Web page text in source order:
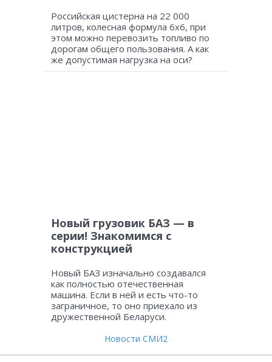
Российская цистерна на 22 000
литров, колесная формула 6х6, при
этом можно перевозить топливо по
дорогам общего пользования. А как
же допустимая нагрузка на оси?
Новый грузовик БАЗ — в
серии! Знакомимся с
конструкцией
Новый БАЗ изначально создавался
как полностью отечественная
машина. Если в ней и есть что-то
заграничное, то оно приехало из
дружественной Беларуси.
Новости СМИ2